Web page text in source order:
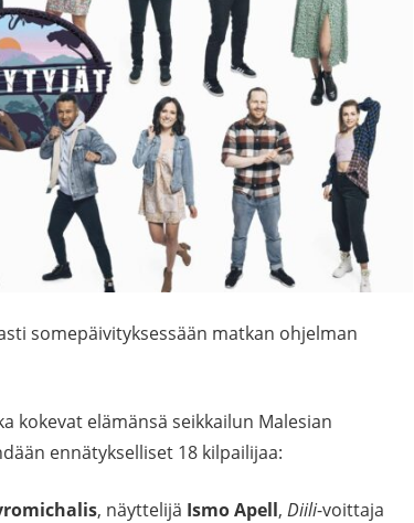
somepäivityksessään matkan ohjelman
kokevat elämänsä seikkailun Malesian
ennätykselliset 18 kilpailijaa:
, näyttelijä Ismo Apell, Diili-voittaja